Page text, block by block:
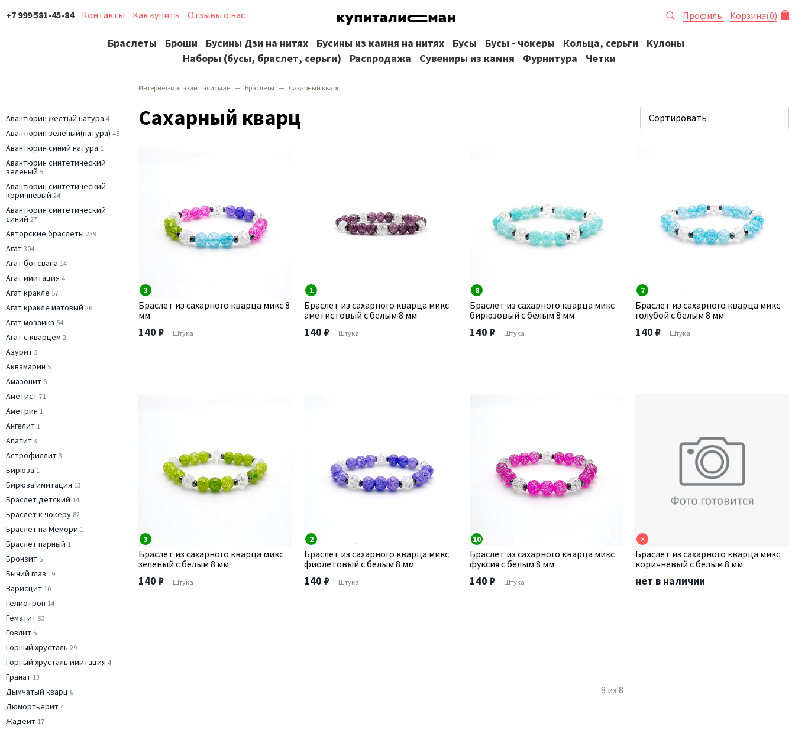
+7 999 581-45-84 Контакты Как купить Отзывы о нас Профиль Корзина(0)
Браслеты Броши Бусины Дзи на нитях Бусины из камня на нитях Бусы Бусы - чокеры Кольца, серьги
Кулоны
Наборы (бусы, браслет, серьги)
Распродажа Сувениры из камня Фурнитура Четки
Интернет-магазин Талисман Браслеты Сахарный кварц
Авантюрин желтый натура 4
Авантюрин зеленый(натура) 45
Авантюрин синий натура 1
Авантюрин синтетический
зеленый 5
Авантюрин синтетический
коричневый 24
Авантюрин синтетический
синий 27
Авторские браслеты 239
Агат 304
Агат ботсвана 14
Агат имитация 4
Агат кракле 57
Агат кракле матовый 26
Агат мозаика 54
Агат с кварцем 2
Азурит 3
Аквамарин 5
Амазонит 6
Аметист 71
Аметрин 1
Ангелит 1
Апатит 3
Астрофиллит 3
Бирюза 1
Бирюза имитация 13
Браслет детский 14
Браслет к чокеру 82
Браслет на Мемори 1
Браслет парный 1
Бронзит 5
Бычий глаз 19
Варисцит 10
Гелиотроп 14
Гематит 93
Говлит 5
Горный хрусталь 29
Горный хрусталь имитация 4
Гранат 13
Дымчатый кварц 6
Дюмортьерит 4
Жадеит 17
Сахарный кварц
3
Браслет из сахарного кварца микс 8
мм
140 ₽ Штука
1
Браслет из сахарного кварца микс
аметистовый с белым 8 мм
140 ₽ Штука
8
Браслет из сахарного кварца микс
бирюзовый с белым 8 мм
140 ₽ Штука
7
Браслет из сахарного кварца микс
голубой с белым 8 мм
140 ₽ Штука
3
Браслет из сахарного кварца микс
зеленый с белым 8 мм
140 ₽ Штука
2
Браслет из сахарного кварца микс
фиолетовый с белым 8 мм
140 ₽ Штука
10
Браслет из сахарного кварца микс
фуксия с белым 8 мм
140 ₽ Штука
×
Браслет из сахарного кварца микс
коричневый с белым 8 мм
нет в наличии
8 из 8